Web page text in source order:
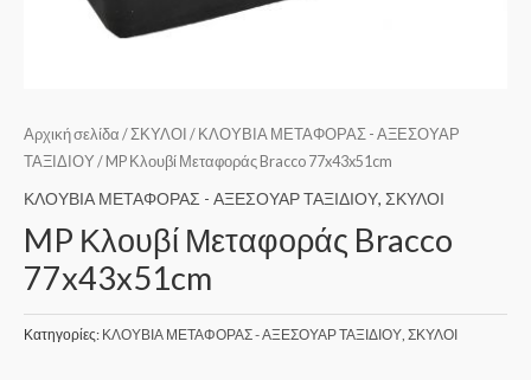
Αρχική σελίδα /ΣΚΥΛΟΙ / ΚΛΟΥΒΙΑ ΜΕΤΑΦΟΡΑΣ - ΑΞΕΣΟΥΑΡ
ΤΑΞΙΔΙΟΥ / MP Κλουβί Μεταφοράς Bracco 77x43x51cm
ΚΛΟΥΒΙΑ ΜΕΤΑΦΟΡΑΣ - ΑΞΕΣΟΥΑΡ ΤΑΞΙΔΙΟΥ, ΣΚΥΛΟΙ
MP Κλουβί Μεταφοράς Bracco
77x43x51cm
Κατηγορίες: ΚΛΟΥΒΙΑ ΜΕΤΑΦΟΡΑΣ - ΑΞΕΣΟΥΑΡ ΤΑΞΙΔΙΟΥ, ΣΚΥΛΟΙ